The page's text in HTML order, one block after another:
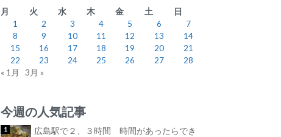
月
火 水 木 金 土
日
1
2 3 4 5 6
7
8
9 10 11 12 13
14
15
16 17 18 19 20
21
22
23 24 25 26 27
28
« 1月
3月 »
今週の人気記事
広島駅で２、３時間 時間があったらでき